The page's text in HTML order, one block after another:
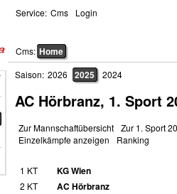
Cms: Home
Service: Cms Login
Saison: 2026 2025 2024
AC Hörbranz, 1. Sport
Zur Mannschaftübersicht Zur 1. Sport
Einzelkämpfe anzeigen
Ranking
1 KT KG Wien
2 KT AC Hörbranz